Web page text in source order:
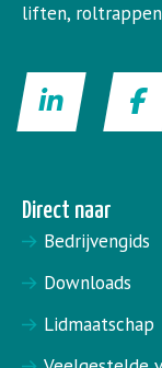
liften,
Direct naar
Bedrijvengids
Downloads
Lidmaatschap